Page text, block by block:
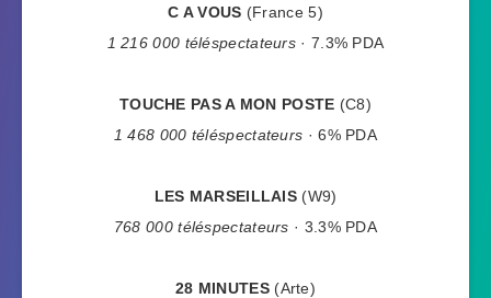
C A VOUS (France 5)
1 216 000 téléspectateurs · 7.3% PDA
TOUCHE PAS A MON POSTE (C8)
1 468 000 téléspectateurs · 6% PDA
LES MARSEILLAIS (W9)
768 000 téléspectateurs · 3.3% PDA
28 MINUTES(Arte)